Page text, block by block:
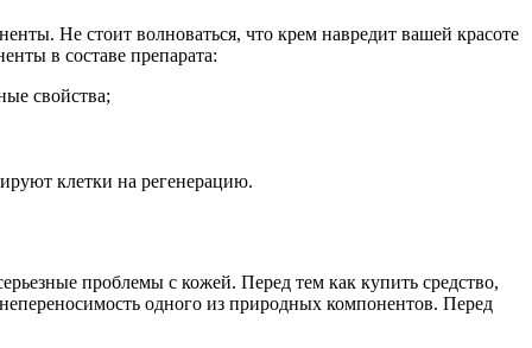
Не стоит волноваться, что крем навредит вашей красоте
в составе препарата:
свойства;
клетки на регенерацию.
проблемы с кожей. Перед тем как купить средство,
одного из природных компонентов. Перед